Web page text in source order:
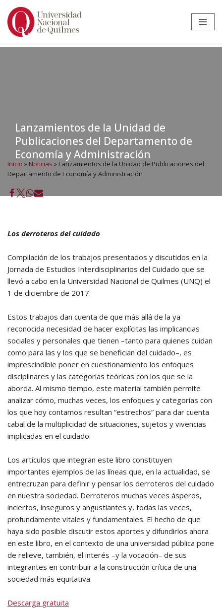
Ir
Lanzamientos de la Unidad de
Publicaciones del Departamento de
Economía y Administración
Inicio » Noticias » Lanzamientos de la Unidad de Publicaciones del
Departamento de Economía y Administración
Los derroteros del cuidado
Compilación de los trabajos presentados y discutidos en la
Jornada de Estudios Interdisciplinarios del Cuidado que se
llevó a cabo en la Universidad Nacional de Quilmes (UNQ) el
1 de diciembre de 2017.
Estos trabajos dan cuenta de que más allá de la ya
reconocida necesidad de hacer explícitas las implicancias
sociales y personales que tienen –tanto para quienes cuidan
como para las y los que se benefician del cuidado–, es
imprescindible poner en cuestionamiento los enfoques
disciplinares y las categorías teóricas con los que se la
aborda. Al mismo tiempo, este material también permite
analizar cómo, muchas veces, los enfoques y categorías con
los que hoy contamos resultan “estrechos” para dar cuenta
cabal de la multiplicidad de situaciones, sujetos y vivencias
implicadas en el cuidado.
Los artículos que integran este libro constituyen
importantes ejemplos de las líneas que, en la actualidad, se
entrecruzan para definir y pensar los derroteros del cuidado
en nuestra sociedad. Derroteros muchas veces ásperos,
inciertos, inseguros y angustiantes y, todas las veces,
profundamente vitales y fundamentales. El hecho de que
haya sido posible discutir estos aportes y difundirlos ahora
en este libro, en el contexto de una universidad pública pone
de relieve, también, el interés –y la vocación– de sus
integrantes en contribuir a la construcción crítica de una
sociedad más equitativa.
Descarga gratuita